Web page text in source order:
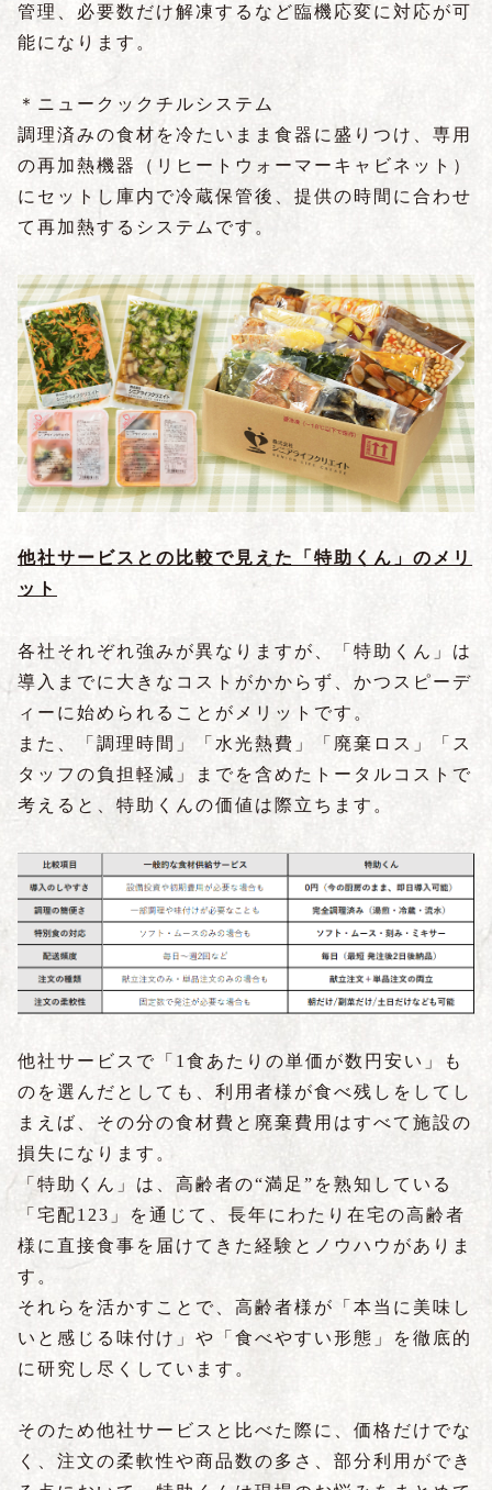
管理、必要数だけ解凍するなど臨機応変に対応が可
能になります。
＊ニュークックチルシステム
調理済みの食材を冷たいまま食器に盛りつけ、専用
の再加熱機器（リヒートウォーマーキャビネット）
にセットし庫内で冷蔵保管後、提供の時間に合わせ
て再加熱するシステムです。
他社サービスとの比較で見えた「特助くん」のメリ
ット
各社それぞれ強みが異なりますが、「特助くん」は
導入までに大きなコストがかからず、かつスピーデ
ィーに始められることがメリットです。
また、「調理時間」「水光熱費」「廃棄ロス」「ス
タッフの負担軽減」までを含めたトータルコストで
考えると、特助くんの価値は際立ちます。
他社サービスで「1食あたりの単価が数円安い」も
のを選んだとしても、利用者様が食べ残しをしてし
まえば、その分の食材費と廃棄費用はすべて施設の
損失になります。
「特助くん」は、高齢者の“満足”を熟知している
「宅配123」を通じて、長年にわたり在宅の高齢者
様に直接食事を届けてきた経験とノウハウがありま
す。
それらを活かすことで、高齢者様が「本当に美味し
いと感じる味付け」や「食べやすい形態」を徹底的
に研究し尽くしています。
そのため他社サービスと比べた際に、価格だけでな
く、注文の柔軟性や商品数の多さ、部分利用ができ